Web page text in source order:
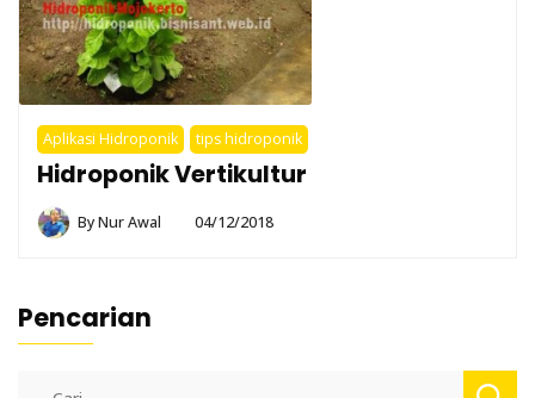
Aplikasi Hidroponik tips hidroponik
Hidroponik Vertikultur
ByNur Awal 04/12/2018
Pencarian